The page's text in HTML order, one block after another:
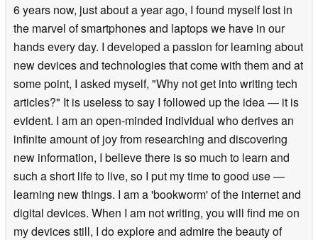
6 years now, just about a year ago, I found myself lost in
the marvel of smartphones and laptops we have in our
hands every day. I developed a passion for learning about
new devices and technologies that come with them and at
some point, I asked myself, "Why not get into writing tech
articles?" It is useless to say I followed up the idea — it is
evident. I am an open-minded individual who derives an
infinite amount of joy from researching and discovering
new information, I believe there is so much to learn and
such a short life to live, so I put my time to good use —
learning new things. I am a 'bookworm' of the internet and
digital devices. When I am not writing, you will find me on
my devices still, I do explore and admire the beauty of